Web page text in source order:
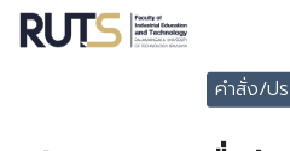
Skip
คำสั่ง/ปร